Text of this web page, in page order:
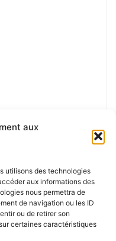
aux
utilisons des technologies
aux informations des
nous permettra de
de navigation ou les ID
ou de retirer son
certaines caractéristiques